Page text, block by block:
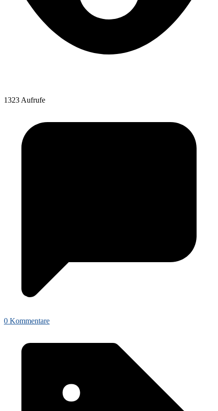
1323 Aufrufe
0 Kommentare